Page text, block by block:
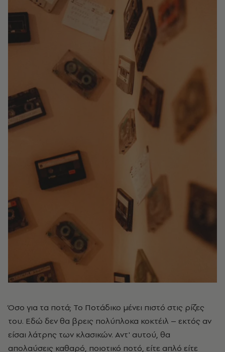
Όσο για τα ποτά; Το Ποτάδικο μένει πιστό στις ρίζες
του. Εδώ δεν θα βρεις πολύπλοκα κοκτέιλ – εκτός αν
είσαι λάτρης των κλασικών. Αντ' αυτού, θα
απολαύσεις καθαρό, ποιοτικό ποτό, είτε απλό είτε